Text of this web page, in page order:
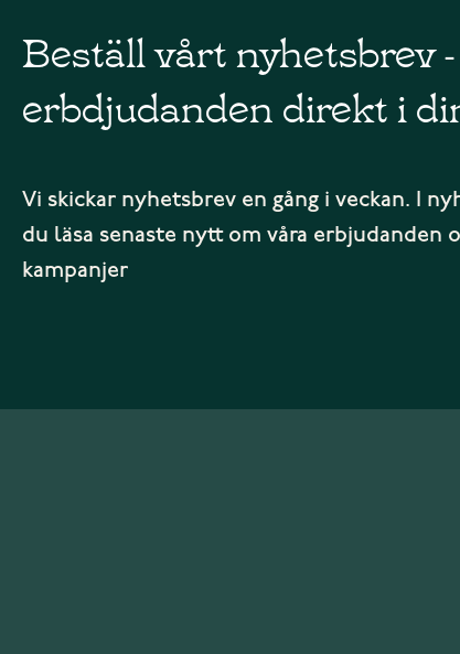
Beställ vårt nyhetsbrev
erbdjudanden direkt i
Vi skickar nyhetsbrev en gång i veckan. I
du läsa senaste nytt om våra erbjudanden
kampanjer